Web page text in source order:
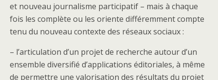
et nouveau journalisme participatif – mais à chaque
fois les complète ou les oriente différemment compte
tenu du nouveau contexte des réseaux sociaux :
– l’articulation d’un projet de recherche autour d’un
ensemble diversifié d’applications éditoriales, à même
de permettre une valorisation des résultats du projet